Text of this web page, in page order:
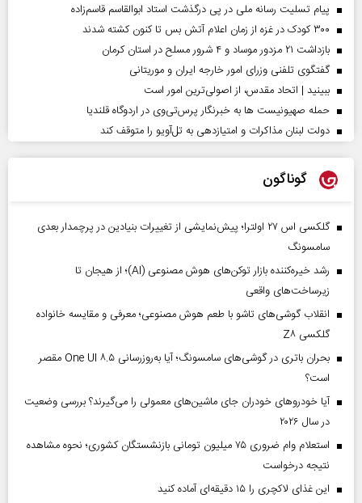
پیام تسلیت رسانه ملی در پی درگذشت استاد ابوالقاسم قاسم‌زاده
۳۰۰ کودک در غزه از زمان اعلام آتش بس تا کنون کشته شدند
بازداشت ۲۱ مزدور موساد و ۴ شرور مسلح در استان کرمان
گفتگوی تلفنی وزرای امور خارجه ایران و موریتانی
ببینید | اتحاد مقدس، از اصولی‌ترین امور است
حمله صهیونیست ها به خبرنگار پرس‌تی‌وی در اردوگاه قلندیا
دولت لبنان مذاکرات و امتیازدهی به تل‌آویو را متوقف کند
گوناگون
گلکسی اس ۲۷ اولترا؛ پیش‌نمایشی از تغییرات بنیادین در پرچمدار بعدی
سامسونگ
رشد خیره‌کننده بازار توکن‌های هوش مصنوعی (AI)؛ از هیجان تا
زیرساخت‌های واقعی
انقلاب گوشی‌های تاشو‌ با طعم هوش مصنوعی؛ معرفی و مقایسه خانواده
گلکسی Z۸
بحران باتری در گوشی‌های سامسونگ؛ آیا به‌روزرسانی One UI ۸.۵ مقصر
است؟
آیا خودروهای خودران جای ماشین‌های معمولی را می‌گیرند؟ بررسی وضعیت
در سال ۲۰۲۶
استعلام وام ضروری ۷۵ میلیون تومانی بازنشستگان کشوری؛ نحوه مشاهده
نتیجه درخواست
این غذای لاکچری را ۱۵ دقیقه‌ای آماده کنید